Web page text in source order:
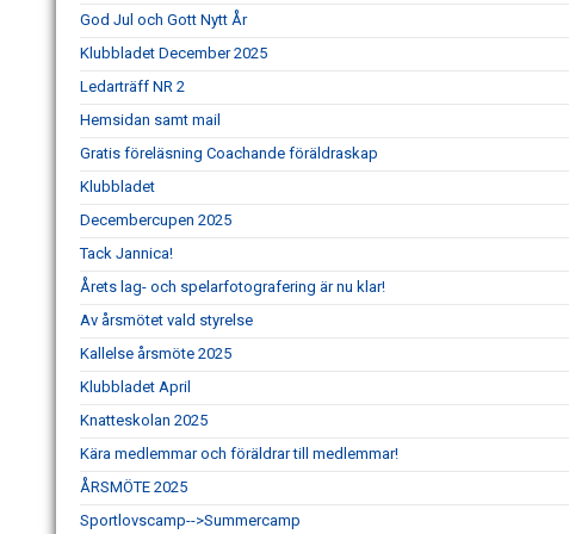
God Jul och Gott Nytt År
Klubbladet December 2025
Ledarträff NR 2
Hemsidan samt mail
Gratis föreläsning Coachande föräldraskap
Klubbladet
Decembercupen 2025
Tack Jannica!
Årets lag- och spelarfotografering är nu klar!
Av årsmötet vald styrelse
Kallelse årsmöte 2025
Klubbladet April
Knatteskolan 2025
Kära medlemmar och föräldrar till medlemmar!
ÅRSMÖTE 2025
Sportlovscamp-->Summercamp